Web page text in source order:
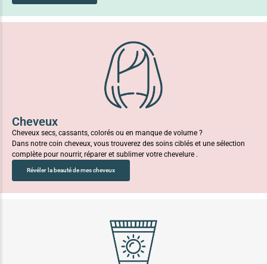
Cheveux
Cheveux secs, cassants, colorés ou en manque de volume ?
Dans notre coin cheveux, vous trouverez des soins ciblés et une sélection
complète pour nourrir, réparer et sublimer votre chevelure .
Révéler la beauté de mes cheveux